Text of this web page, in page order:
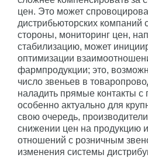
цен. Это может
дистрибьюторских компаний
стороны, мониторинг цен,
стабилизацию, может
оптимизации
фармпродукции; это,
число звеньев в
наладить прямые контакты с
особенно актуально для
свою очередь,
снижении цен на продукцию
отношений с розничным
изменения системы